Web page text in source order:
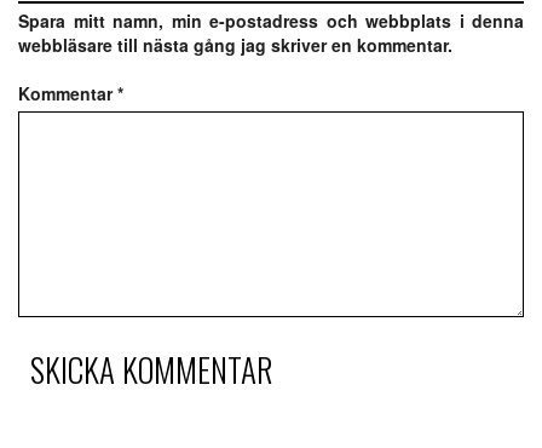
Spara mitt namn, min e-postadress och webbplats i denna
webbläsare till nästa gång jag skriver en kommentar.
Kommentar*
SKICKA KOMMENTAR